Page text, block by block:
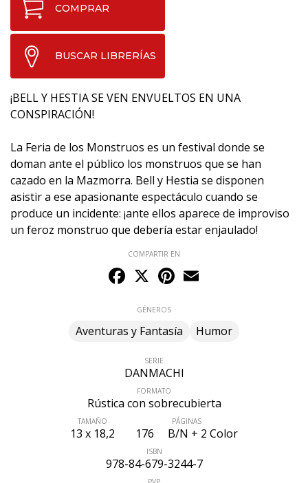
COMPRAR
BUSCAR LIBRERÍAS
¡BELL Y HESTIA SE VEN ENVUELTOS EN UNA
CONSPIRACIÓN!
La Feria de los Monstruos es un festival donde se
doman ante el público los monstruos que se han
cazado en la Mazmorra. Bell y Hestia se disponen
asistir a ese apasionante espectáculo cuando se
produce un incidente: ¡ante ellos aparece de improviso
un feroz monstruo que debería estar enjaulado!
COMPARTIR EN
Facebook
X Pinterest
GÉNEROS
Aventuras y Fantasía Humor
SERIE
DANMACHI
FORMATO
Rústica con sobrecubierta
TAMAÑO
13 x 18,2
PÁGINAS
176 B/N + 2 Color
ISBN
978-84-679-3244-7
ÚLTIMO NÚMERO PUBLICADO